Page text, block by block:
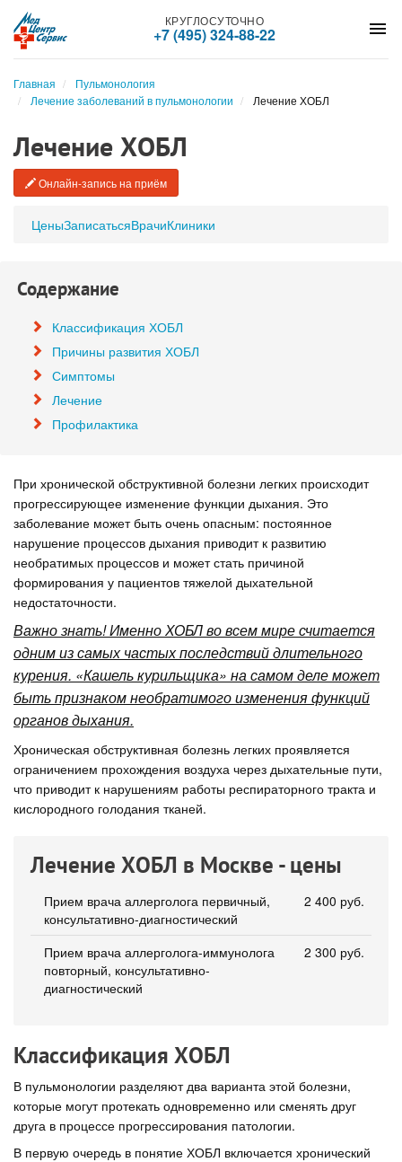
menu
КРУГЛОСУТОЧНО
+7 (495) 324-88-22
Главная
Пульмонология
Лечение заболеваний в пульмонологии
Лечение ХОБЛ
Лечение ХОБЛ
Онлайн-запись на приём
ЦеныЗаписатьсяВрачиКлиники
Содержание
Классификация ХОБЛ
Причины развития ХОБЛ
Симптомы
Лечение
Профилактика
При хронической обструктивной болезни легких происходит
прогрессирующее изменение функции дыхания. Это
заболевание может быть очень опасным: постоянное
нарушение процессов дыхания приводит к развитию
необратимых процессов и может стать причиной
формирования у пациентов тяжелой дыхательной
недостаточности.
Важно знать! Именно ХОБЛ во всем мире считается
одним из самых частых последствий длительного
курения. «Кашель курильщика» на самом деле может
быть признаком необратимого изменения функций
органов дыхания.
Хроническая обструктивная болезнь легких проявляется
ограничением прохождения воздуха через дыхательные пути,
что приводит к нарушениям работы респираторного тракта и
кислородного голодания тканей.
Лечение ХОБЛ в Москве - цены
Прием врача аллерголога первичный,
консультативно-диагностический
2 400 руб.
Прием врача аллерголога-иммунолога
повторный, консультативно-
диагностический
2 300 руб.
Классификация ХОБЛ
В пульмонологии разделяют два варианта этой болезни,
которые могут протекать одновременно или сменять друг
друга в процессе прогрессирования патологии.
В первую очередь в понятие ХОБЛ включается хронический